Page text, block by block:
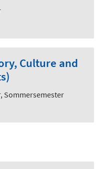
Culture and
Sommersemester